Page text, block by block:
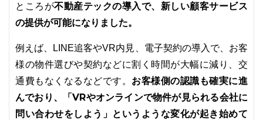
ところが不動産テックの導入で、新しい顧客サービス
の提供が可能になりました。
例えば、LINE追客やVR内見、電子契約の導入で、お客
様の物件選びや契約などに割く時間が大幅に減り、交
通費もなくなるなどです。 お客様側の認識も確実に進
んでおり、「VRやオンラインで物件が見られる会社に
問い合わせをしよう」というような変化が起き始めて